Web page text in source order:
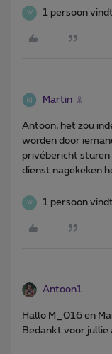
W 1 persoon
Martin
Antoon, het zou
worden door
privébericht sturen
dienst nagekeken
W 1 persoon
Antoon1
Hallo M_016 en
Bedankt voor jullie